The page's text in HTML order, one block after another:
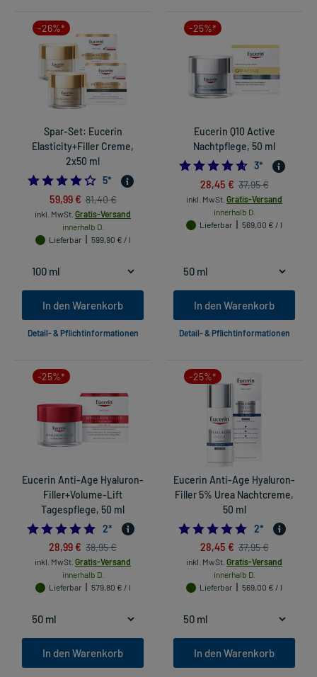
-26%*
Spar-Set: Eucerin
Elasticity+Filler Creme,
2x50 ml
4.2
5*
59,99 € 81,40 €
inkl. MwSt. Gratis-Versand
innerhalb D.
Lieferbar
599,90 € / l
In den Warenkorb
Detail- & Pflichtinformationen
-25%*
Eucerin Q10 Active
Nachtpflege, 50 ml
3*
28,45 € 37,95 €
inkl. MwSt. Gratis-Versand
innerhalb D.
Lieferbar
569,00 € / l
In den Warenkorb
Detail- & Pflichtinformationen
-25%*
Eucerin Anti-Age Hyaluron-
Filler+Volume-Lift
Tagespflege, 50 ml
5.0
2*
28,99 € 38,95 €
inkl. MwSt. Gratis-Versand
innerhalb D.
Lieferbar
579,80 € / l
In den Warenkorb
-25%*
Eucerin Anti-Age Hyaluron-
Filler 5% Urea Nachtcreme,
50 ml
5.0
2*
28,45 € 37,95 €
inkl. MwSt. Gratis-Versand
innerhalb D.
Lieferbar
569,00 € / l
In den Warenkorb